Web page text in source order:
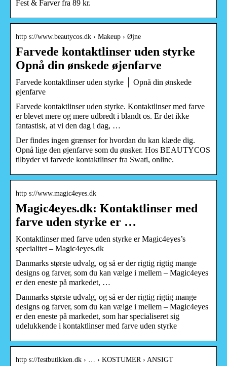
Fest & Farver fra 89 kr.
http s://www.beautycos.dk › Makeup › Øjne
Farvede kontaktlinser uden styrke
Opnå din ønskede øjenfarve
Farvede kontaktlinser uden styrke │ Opnå din ønskede
øjenfarve
Farvede kontaktlinser uden styrke. Kontaktlinser med farve
er blevet mere og mere udbredt i blandt os. Er det ikke
fantastisk, at vi den dag i dag, …
Der findes ingen grænser for hvordan du kan klæde dig.
Opnå lige den øjenfarve som du ønsker. Hos BEAUTYCOS
tilbyder vi farvede kontaktlinser fra Swati, online.
http s://www.magic4eyes.dk
Magic4eyes.dk: Kontaktlinser med
farve uden styrke er …
Kontaktlinser med farve uden styrke er Magic4eyes’s
specialitet – Magic4eyes.dk
Danmarks største udvalg, og så er der rigtig rigtig mange
designs og farver, som du kan vælge i mellem – Magic4eyes
er den eneste på markedet, …
Danmarks største udvalg, og så er der rigtig rigtig mange
designs og farver, som du kan vælge i mellem – Magic4eyes
er den eneste på markedet, som har specialiseret sig
udelukkende i kontaktlinser med farve uden styrke
http s://festbutikken.dk › … › KOSTUMER › ANSIGT